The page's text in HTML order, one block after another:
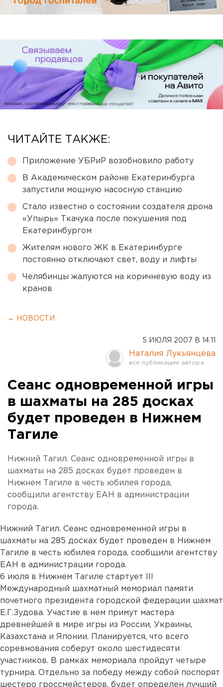
ЧИТАЙТЕ ТАКЖЕ:
Приложение УБРиР возобновило работу
В Академическом районе Екатеринбурга
запустили мощную насосную станцию
Стало известно о состоянии создателя дрона
«Упырь» Ткачука после покушения под
Екатеринбургом
Жителям нового ЖК в Екатеринбурге
постоянно отключают свет, воду и лифты
Челябинцы жалуются на коричневую воду из
кранов
← НОВОСТИ
5 ИЮЛЯ 2007 В 14:11
Наталия Лукьянцева
Сеанс одновременной игры
в шахматы на 285 досках
будет проведен в Нижнем
Тагиле
Нижний Тагил. Сеанс одновременной игры в
шахматы на 285 досках будет проведен в
Нижнем Тагиле в честь юбилея города,
сообщили агентству ЕАН в администрации
города.
Нижний Тагил. Сеанс одновременной игры в
шахматы на 285 досках будет проведен в Нижнем
Тагиле в честь юбилея города, сообщили агентству
ЕАН в администрации города.
6 июля в Нижнем Тагиле стартует III
Международный шахматный мемориал памяти
почетного президента городской федерации шахмат
Е.Г.Зудова. Участие в нем примут мастера
древнейшей в мире игры из России, Украины,
Казахстана и Японии. Планируется, что всего
соревнования соберут около шестидесяти
участников. В рамках мемориала пройдут четыре
турнира. Отдельно за победу между собой поспорят
шестеро гроссмейстеров, будет определен лучший